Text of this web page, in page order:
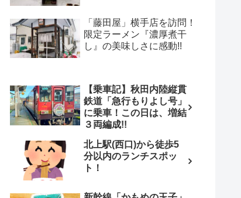
「藤田屋」横手店を訪問！
限定ラーメン『濃厚煮干
し』の美味しさに感動!!
【乗車記】秋田内陸縦貫
鉄道「急行もりよし号」
に乗車！この日は、増結
３両編成!!
北上駅(西口)から徒歩5
分以内のランチスポッ
ト！